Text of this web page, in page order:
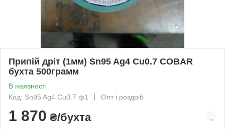
Припій дріт (1мм) Sn95 Ag4 Cu0.7 COBAR
бухта 500грамм
В наявності
Код: Sn95 Ag4 Cu0.7 ф1
Опт і роздріб
1 870 ₴/бухта